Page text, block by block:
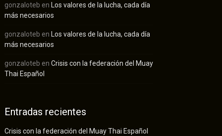
gonzaloteb en Los valores de la lucha, cada día
más necesarios
gonzaloteb en Los valores de la lucha, cada día
más necesarios
gonzaloteb en Crisis con la federación del Muay
Thai Español
Entradas recientes
Crisis con la federación del Muay Thai Español